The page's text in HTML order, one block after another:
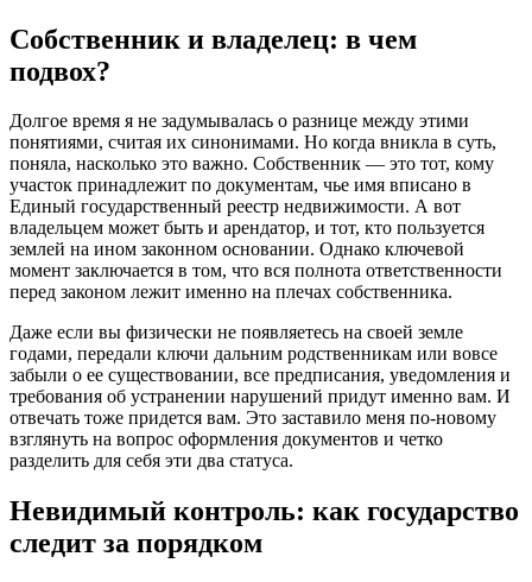
Собственник и владелец: в чем
подвох?
Долгое время я не задумывалась о разнице между этими
понятиями, считая их синонимами. Но когда вникла в суть,
поняла, насколько это важно. Собственник — это тот, кому
участок принадлежит по документам, чье имя вписано в
Единый государственный реестр недвижимости. А вот
владельцем может быть и арендатор, и тот, кто пользуется
землей на ином законном основании. Однако ключевой
момент заключается в том, что вся полнота ответственности
перед законом лежит именно на плечах собственника.
Даже если вы физически не появляетесь на своей земле
годами, передали ключи дальним родственникам или вовсе
забыли о ее существовании, все предписания, уведомления и
требования об устранении нарушений придут именно вам. И
отвечать тоже придется вам. Это заставило меня по-новому
взглянуть на вопрос оформления документов и четко
разделить для себя эти два статуса.
Невидимый контроль: как государство
следит за порядком